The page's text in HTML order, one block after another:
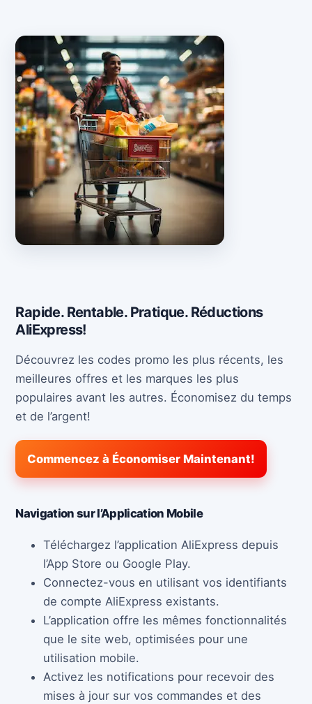
Rapide. Rentable. Pratique. Réductions
AliExpress!
Découvrez les codes promo les plus récents, les
meilleures offres et les marques les plus
populaires avant les autres. Économisez du temps
et de l’argent!
Commencez à Économiser Maintenant!
Navigation sur l’Application Mobile
Téléchargez l’application AliExpress depuis
l’App Store ou Google Play.
Connectez-vous en utilisant vos identifiants
de compte AliExpress existants.
L’application offre les mêmes fonctionnalités
que le site web, optimisées pour une
utilisation mobile.
Activez les notifications pour recevoir des
mises à jour sur vos commandes et des